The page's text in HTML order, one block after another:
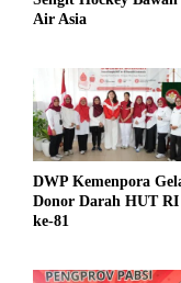
Air Asia
DWP Kemenpora
Donor Darah HUT RI
ke-81